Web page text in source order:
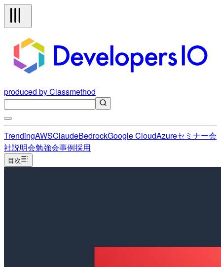
produced by Classmethod
TrendingAWSClaudeBedrockGoogle CloudAzureセミナー会
社説明会勉強会事例採用
目次